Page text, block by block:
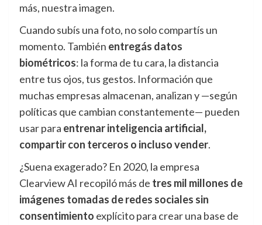
más, nuestra imagen.
Cuando subís una foto, no solo compartís un
momento. También entregás datos
biométricos: la forma de tu cara, la distancia
entre tus ojos, tus gestos. Información que
muchas empresas almacenan, analizan y —según
políticas que cambian constantemente— pueden
usar para entrenar inteligencia artificial,
compartir con terceros o incluso vender.
¿Suena exagerado? En 2020, la empresa
Clearview AI recopiló más de tres mil millones de
imágenes tomadas de redes sociales sin
consentimiento explícito para crear una base de